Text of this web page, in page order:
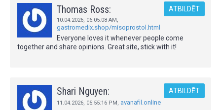
Thomas Ross:
10.04.2026, 06:05:08 AM,
gastromedix.shop/misoprostol.html
ATBILDĒT
Everyone loves it whenever people come
together and share opinions. Great site, stick with it!
Shari Nguyen:
11.04.2026, 05:55:16 PM, avanafil.online
ATBILDĒT